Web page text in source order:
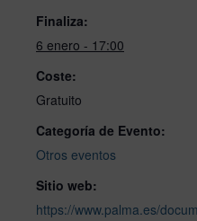
Finaliza:
6 enero - 17:00
Coste:
Gratuito
Categoría de Evento:
Otros eventos
Sitio web:
https://www.palma.es/